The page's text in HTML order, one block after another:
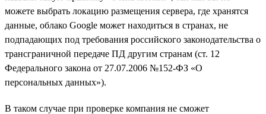
можете выбрать локацию размещения сервера, где хранятся
данные, облако Google может находиться в странах, не
подпадающих под требования российского законодательства о
трансграничной передаче ПД другим странам (ст. 12
Федерального закона от 27.07.2006 №152-ФЗ «О
персональных данных»).
В таком случае при проверке компания не сможет